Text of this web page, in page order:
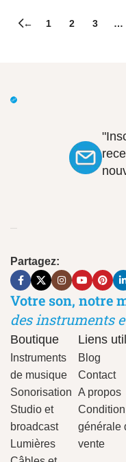
← 1 2 3 …
Partagez:
Votre son, notre
des instruments
Boutique
Instruments
de musique
Sonorisation
Studio et
broadcast
Lumières
Liens
Blog
Contact
A propos
Condition
générale
vente